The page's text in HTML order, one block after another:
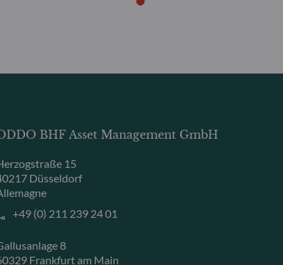
BHF Asset Management GmbH
15
Düsseldorf
+49 (0) 211 239 24 01
8
Frankfurt am Main